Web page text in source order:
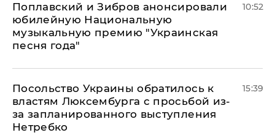
Поплавский и Зибров анонсировали
юбилейную Национальную
музыкальную премию "Украинская
песня года"
10:52
Посольство Украины обратилось к
властям Люксембурга с просьбой из-
за запланированного выступления
Нетребко
15:39